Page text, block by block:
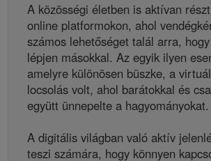
A közösségi életben is aktívan
online platformokon, ahol
számos lehetőséget talál arra,
lépjen másokkal. Az egyik ilyen
amelyre különösen büszke, a
locsolás volt, ahol barátokkal és
együtt ünnepelte a hagyományokat.
A digitális világban való aktív
teszi számára, hogy könnyen